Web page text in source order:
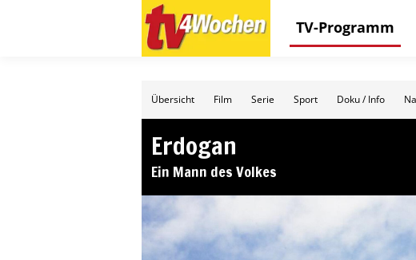
TV-Programm
Übersicht Film Serie Sport Doku / Info
Erdogan
Ein Mann des Volkes